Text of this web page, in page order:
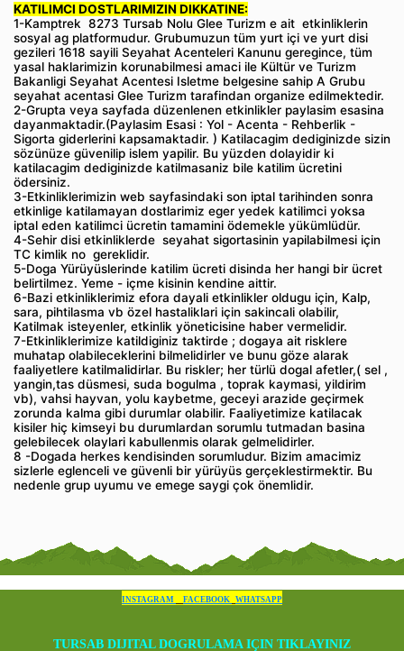
KATILIMCI DOSTLARIMIZIN DIKKATINE:
1-Kamptrek 8273 Tursab Nolu Glee Turizm e ait etkinliklerin
sosyal ag platformudur. Grubumuzun tüm yurt içi ve yurt disi
gezileri 1618 sayili Seyahat Acenteleri Kanunu geregince, tüm
yasal haklarimizin korunabilmesi amaci ile Kültür ve Turizm
Bakanligi Seyahat Acentesi Isletme belgesine sahip A Grubu
seyahat acentasi Glee Turizm tarafindan organize edilmektedir.
2-Grupta veya sayfada düzenlenen etkinlikler paylasim esasina
dayanmaktadir.(Paylasim Esasi : Yol - Acenta - Rehberlik -
Sigorta giderlerini kapsamaktadir. ) Katilacagim dediginizde sizin
sözünüze güvenilip islem yapilir. Bu yüzden dolayidir ki
katilacagim dediginizde katilmasaniz bile katilim ücretini
ödersiniz.
3-Etkinliklerimizin web sayfasindaki son iptal tarihinden sonra
etkinlige katilamayan dostlarimiz eger yedek katilimci yoksa
iptal eden katilimci ücretin tamamini ödemekle yükümlüdür.
4-Sehir disi etkinliklerde seyahat sigortasinin yapilabilmesi için
TC kimlik no gereklidir.
5-Doga Yürüyüslerinde katilim ücreti disinda her hangi bir ücret
belirtilmez. Yeme - içme kisinin kendine aittir.
6-Bazi etkinliklerimiz efora dayali etkinlikler oldugu için, Kalp,
sara, pihtilasma vb özel hastaliklari için sakincali olabilir,
Katilmak isteyenler, etkinlik yöneticisine haber vermelidir.
7-Etkinliklerimize katildiginiz taktirde ; dogaya ait risklere
muhatap olabileceklerini bilmelidirler ve bunu göze alarak
faaliyetlere katilmalidirlar. Bu riskler; her türlü dogal afetler,( sel ,
yangin,tas düsmesi, suda bogulma , toprak kaymasi, yildirim
vb), vahsi hayvan, yolu kaybetme, geceyi arazide geçirmek
zorunda kalma gibi durumlar olabilir. Faaliyetimize katilacak
kisiler hiç kimseyi bu durumlardan sorumlu tutmadan basina
gelebilecek olaylari kabullenmis olarak gelmelidirler.
8 -Dogada herkes kendisinden sorumludur. Bizim amacimiz
sizlerle eglenceli ve güvenli bir yürüyüs gerçeklestirmektir. Bu
nedenle grup uyumu ve emege saygi çok önemlidir.
INSTAGRAM FACEBOOK WHATSAPP
TURSAB DIJITAL DOGRULAMA IÇIN TIKLAYINIZ